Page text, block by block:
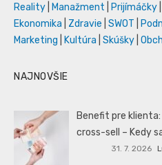
Reality
Manažment Prijímáčky
Ekonomika
Zdravie SWOT
Marketing
Kultúra Skúšky
NAJNOVŠIE
Benefit pre
cross-sell – Kedy
31. 7. 2026